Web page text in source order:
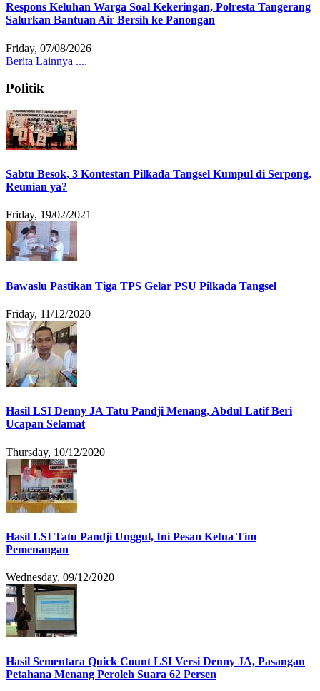
Respons Keluhan Warga Soal Kekeringan, Polresta Tangerang
Salurkan Bantuan Air Bersih ke Panongan
Friday, 07/08/2026
Berita Lainnya ....
Politik
Sabtu Besok, 3 Kontestan Pilkada Tangsel Kumpul di Serpong,
Reunian ya?
Friday, 19/02/2021
Bawaslu Pastikan Tiga TPS Gelar PSU Pilkada Tangsel
Friday, 11/12/2020
Hasil LSI Denny JA Tatu Pandji Menang, Abdul Latif Beri
Ucapan Selamat
Thursday, 10/12/2020
Hasil LSI Tatu Pandji Unggul, Ini Pesan Ketua Tim
Pemenangan
Wednesday, 09/12/2020
Hasil Sementara Quick Count LSI Versi Denny JA, Pasangan
Petahana Menang Peroleh Suara 62 Persen